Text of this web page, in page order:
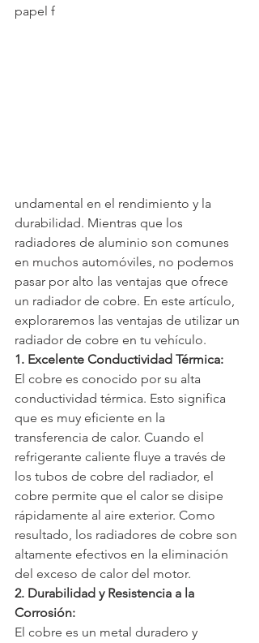
papel f
undamental en el rendimiento y la
durabilidad. Mientras que los
radiadores de aluminio son comunes
en muchos automóviles, no podemos
pasar por alto las ventajas que ofrece
un radiador de cobre. En este artículo,
exploraremos las ventajas de utilizar un
radiador de cobre en tu vehículo.
1. Excelente Conductividad Térmica:
El cobre es conocido por su alta
conductividad térmica. Esto significa
que es muy eficiente en la
transferencia de calor. Cuando el
refrigerante caliente fluye a través de
los tubos de cobre del radiador, el
cobre permite que el calor se disipe
rápidamente al aire exterior. Como
resultado, los radiadores de cobre son
altamente efectivos en la eliminación
del exceso de calor del motor.
2. Durabilidad y Resistencia a la
Corrosión:
El cobre es un metal duradero y